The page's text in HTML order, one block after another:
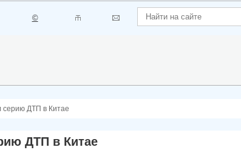
©
серию ДТП в Китае
ДТП в Китае